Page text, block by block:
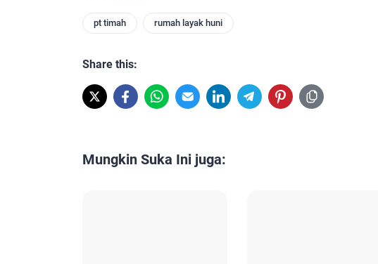
pt timah rumah layak huni
Share this:
Mungkin Suka Ini juga: